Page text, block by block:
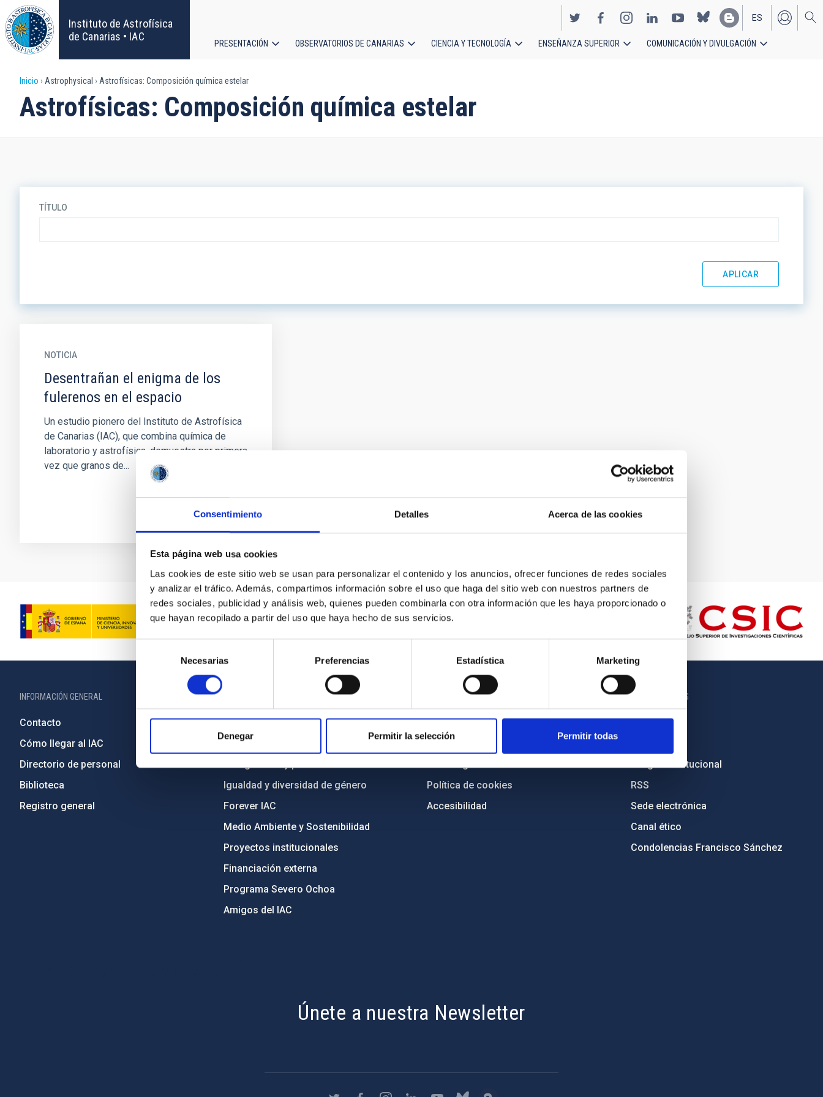
Consentimiento Detalles Acerca de las cookies
Esta página web usa cookies
Las cookies de este sitio web se usan para personalizar el contenido y los anuncios, ofrecer funciones de redes sociales
y analizar el tráfico. Además, compartimos información sobre el uso que haga del sitio web con nuestros partners de
redes sociales, publicidad y análisis web, quienes pueden combinarla con otra información que les haya proporcionado o
que hayan recopilado a partir del uso que haya hecho de sus servicios.
de
consentimiento
Necesarias Preferencias Estadística Marketing
Denegar Permitir la selección Permitir todas
Pasar
al
contenido
principal
Instituto de Astrofísica
de Canarias • IAC
EN
ES
principal
PRESENTACIÓN OBSERVATORIOS DE CANARIAS CIENCIA Y TECNOLOGÍA ENSEÑANZA SUPERIOR COMUNICACIÓN Y DIVULGACIÓN
Sobrescribir
enlaces
Inicio Astrophysical Astrofísicas: Composición química estelar
Astrofísicas: Composición química estelar
TÍTULO
NOTICIA
Desentrañan el enigma de los
fulerenos en el espacio
Un estudio pionero del Instituto de Astrofísica
de Canarias (IAC), que combina química de
laboratorio y astrofísica, demuestra por primera
vez que granos de...
INFORMACIÓN GENERAL
Contacto
Cómo llegar al IAC
Directorio de personal
Biblioteca
Registro general
Legislación
Transparencia
Código ético y política antifraude
Igualdad y diversidad de género
Forever IAC
Medio Ambiente y Sostenibilidad
Proyectos institucionales
Financiación externa
Programa Severo Ochoa
Amigos del IAC
PORTAL DEL IAC
Mapa web
Políticas de privacidad
Aviso legal
Política de cookies
Accesibilidad
OTROS ENLACES
Empleo
Imagen institucional
RSS
Sede electrónica
Canal ético
Condolencias Francisco Sánchez
Únete a nuestra Newsletter